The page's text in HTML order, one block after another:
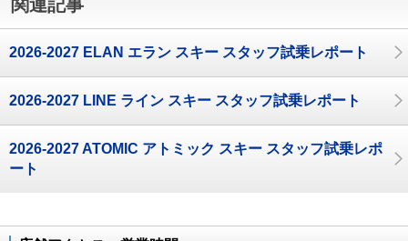
関連記事
2026-2027 ELAN エラン スキー スタッフ試乗レポート
2026-2027 LINE ライン スキー スタッフ試乗レポート
2026-2027 ATOMIC アトミック スキー スタッフ試乗レポ
ート